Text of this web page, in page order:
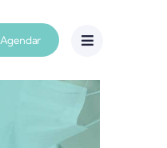
Agendar